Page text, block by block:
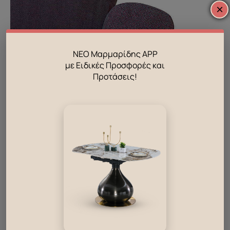
×
ΝΕΟ Μαρμαρίδης APP
με Ειδικές Προσφορές και
Προτάσεις!